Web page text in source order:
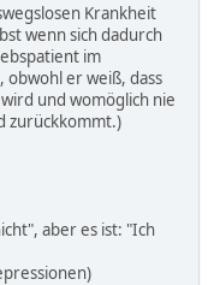
Krankheit
wenn sich dadurch
im
er weiß, dass
und womöglich nie
zurückkommt.)
aber es ist: "Ich